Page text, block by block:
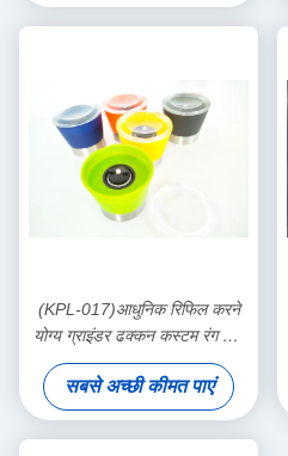
(KPL-017)आधुनिक रिफिल करने
योग्य ग्राइंडर ढक्कन कस्टम रंग गोल
ग्राइंडर टोपी सामान के साथ
सबसे अच्छी कीमत पाएं